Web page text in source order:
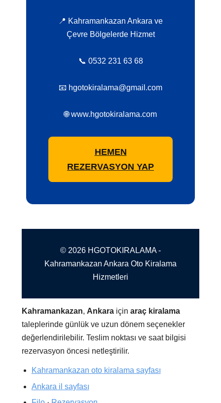
📍 Kahramankazan Ankara ve
Çevre Bölgelerde Hizmet
📞 0532 231 63 68
📧 hgotokiralama@gmail.com
🌐 www.hgotokiralama.com
HEMEN
REZERVASYON YAP
© 2026 HGOTOKIRALAMA -
Kahramankazan Ankara Oto Kiralama
Hizmetleri
Kahramankazan, Ankara içinaraç kiralama
taleplerinde günlük ve uzun dönem seçenekler
değerlendirilebilir. Teslim noktası ve saat bilgisi
rezervasyon öncesi netleştirilir.
Kahramankazan oto kiralama sayfası
Ankara il sayfası